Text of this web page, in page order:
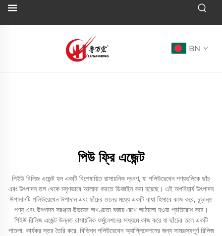
BN
পিউ ফ্রি এজেন্ট
পিইউ রিলিজ এজেন্ট হল একটি বিশেষায়িত রাসায়নিক দ্রবণ, যা পলিউরেথেন পণ্যগুলিকে ছাঁচ
এবং উৎপাদন তল থেকে মসৃণভাবে আলাদা করতে ডিজাইন করা হয়েছে। এই অপরিহার্য উৎপাদন
উপাদানটি পলিউরেথেন উপাদান এবং ছাঁচের তলের মধ্যে একটি বাধা হিসাবে কাজ করে, চূড়ান্ত
পণ্য এবং উৎপাদন সরঞ্জাম উভয়ের অখণ্ডতা বজায় রেখে আঠালো হওয়া প্রতিরোধ করে।
পিইউ রিলিজ এজেন্ট উন্নত রাসায়নিক ফর্মুলেশনের মাধ্যমে কাজ করে যা ছাঁচের তলে একটি
পাতলা, কার্যকর স্তর তৈরি করে, বিভিন্ন পলিউরেথেন অ্যাপ্লিকেশনের জন্য সামঞ্জস্যপূর্ণ রিলিজ